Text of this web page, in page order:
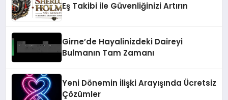
Eş Takibi ile Güvenliğinizi Artırın
Girne’de Hayalinizdeki Daireyi
Bulmanın Tam Zamanı
Yeni Dönemin İlişki Arayışında Ücretsiz
Çözümler